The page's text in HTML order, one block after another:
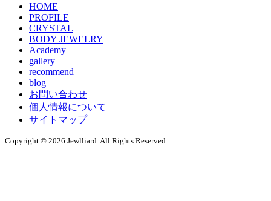
HOME
PROFILE
CRYSTAL
BODY JEWELRY
Academy
gallery
recommend
blog
お問い合わせ
個人情報について
サイトマップ
Copyright © 2026 Jewlliard. All Rights Reserved.